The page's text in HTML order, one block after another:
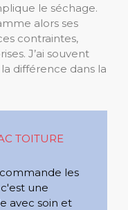
le séchage.
alors ses
contraintes,
J’ai souvent
différence dans la
TOITURE
les
une
avec soin et